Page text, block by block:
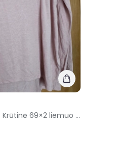
Palaidinukė, nauja. Krūtinė 69×2 liemuo 66×2 ilgis 68